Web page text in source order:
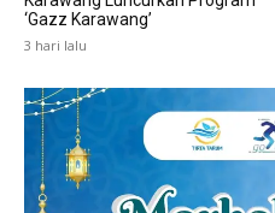
‘Gazz Karawang’
3 hari lalu